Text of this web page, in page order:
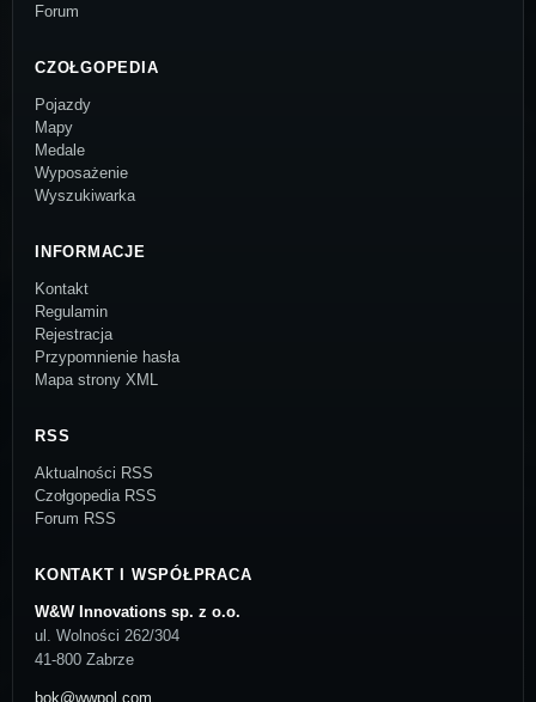
Forum
CZOŁGOPEDIA
Pojazdy
Mapy
Medale
Wyposażenie
Wyszukiwarka
INFORMACJE
Kontakt
Regulamin
Rejestracja
Przypomnienie hasła
Mapa strony XML
RSS
Aktualności RSS
Czołgopedia RSS
Forum RSS
KONTAKT I WSPÓŁPRACA
W&W Innovations sp. z o.o.
ul. Wolności 262/304
41-800 Zabrze
bok@wwpol.com